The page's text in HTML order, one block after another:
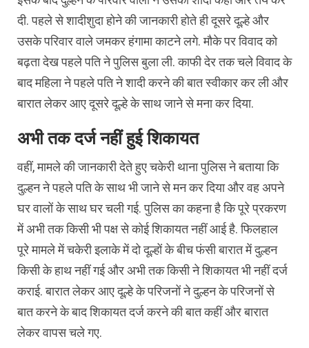
दी. पहले से शादीशुदा होने की जानकारी होते ही दूसरे दूल्हे और
उसके परिवार वाले जमकर हंगामा काटने लगे. मौके पर विवाद को
बढ़ता देख पहले पति ने पुलिस बुला ली. काफी देर तक चले विवाद के
बाद महिला ने पहले पति ने शादी करने की बात स्वीकार कर ली और
बारात लेकर आए दूसरे दूल्हे के साथ जाने से मना कर दिया.
अभी तक दर्ज नहीं हुई शिकायत
वहीं, मामले की जानकारी देते हुए चकेरी थाना पुलिस ने बताया कि
दुल्हन ने पहले पति के साथ भी जाने से मन कर दिया और वह अपने
घर वालों के साथ घर चली गई. पुलिस का कहना है कि पूरे प्रकरण
में अभी तक किसी भी पक्ष से कोई शिकायत नहीं आई है. फिलहाल
पूरे मामले में चकेरी इलाके में दो दूल्हों के बीच फंसी बारात में दुल्हन
किसी के हाथ नहीं गई और अभी तक किसी ने शिकायत भी नहीं दर्ज
कराई. बारात लेकर आए दूल्हे के परिजनों ने दुल्हन के परिजनों से
बात करने के बाद शिकायत दर्ज करने की बात कहीं और बारात
लेकर वापस चले गए.